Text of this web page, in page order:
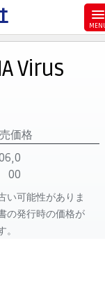
Virus
価格
00
い可能性がありま
の発行時の価格が